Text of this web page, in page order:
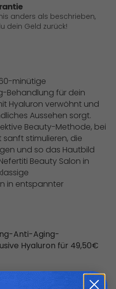
anders als beschrieben,
dein Geld zurück!
minütige
Behandlung für dein
Hyaluron verwöhnt und
Aussehen sorgt.
Beauty-Methode, bei
stimulieren, die
und so das Hautbild
Beauty Salon in
in entspannter
Anti-Aging-
Hyaluron für 49,50€